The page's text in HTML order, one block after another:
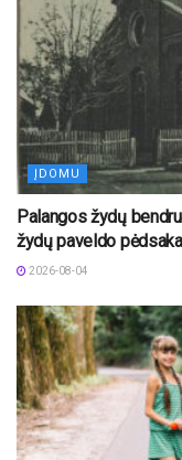
ĮDOMU
Palangos žydų
žydų paveldo
2026-08-04